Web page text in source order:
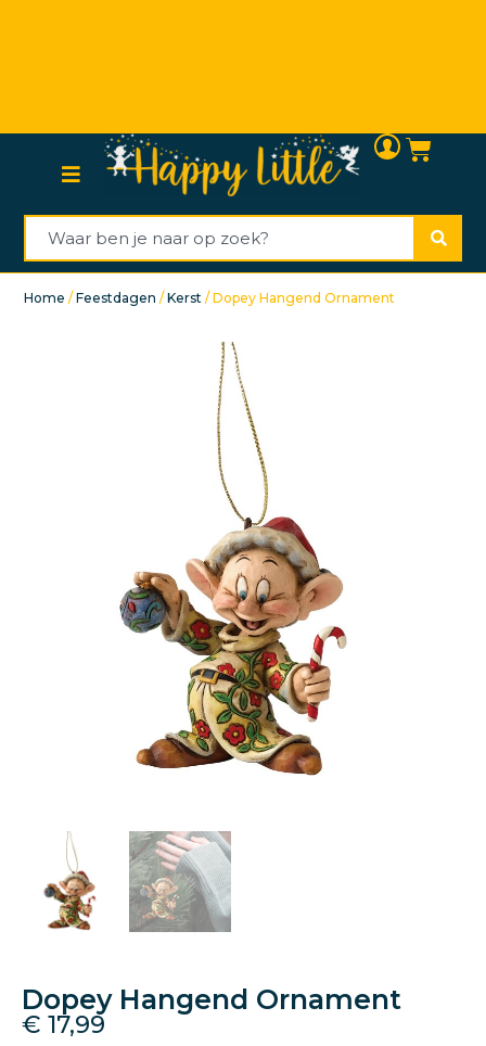
Home /Feestdagen /Kerst / Dopey Hangend Ornament
Dopey Hangend Ornament
€ 17,99